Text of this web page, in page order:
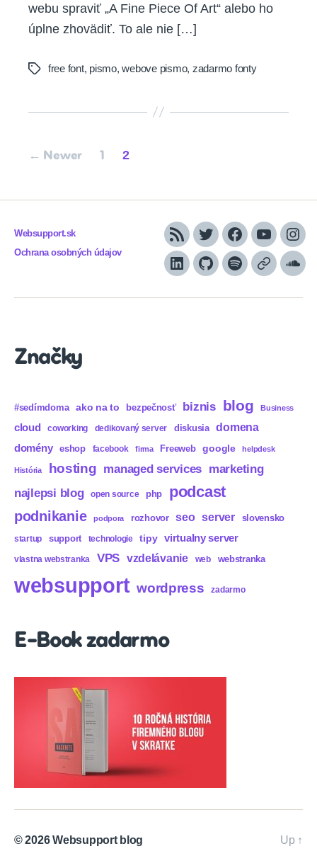
webu spraviť „A Fine Piece Of Art“ alebo ho
úplne zhovädiť. To ale nie […]
Tagsfree font, pismo,webove pismo, zadarmo fonty
Posts
← Newer 1 2
Websupport.sk
Ochrana osobných údajov
RSS TwitterFacebook
YouTube
LinkedInGitHubSpotifyApple
Značky
#sedímdoma ako na to bezpečnosť biznis blog Business
cloud coworking dedikovaný server diskusia domena
domény eshop facebook firma Freeweb google helpdesk
História hosting managed services marketing
najlepsi blog open source php podcast
podnikanie podpora rozhovor seo server slovensko
startup support technologie tipy virtualny server
vlastna webstranka VPS vzdelávanie web webstranka
websupport wordpress zadarmo
E-Book zadarmo
© 2026Websupport blog Up ↑